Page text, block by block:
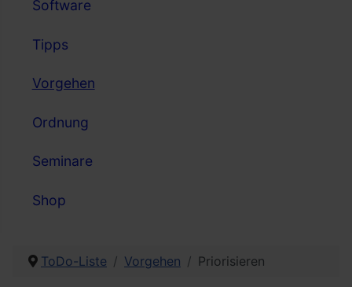
Software
Tipps
Vorgehen
Ordnung
Seminare
Shop
ToDo-Liste Vorgehen Priorisieren